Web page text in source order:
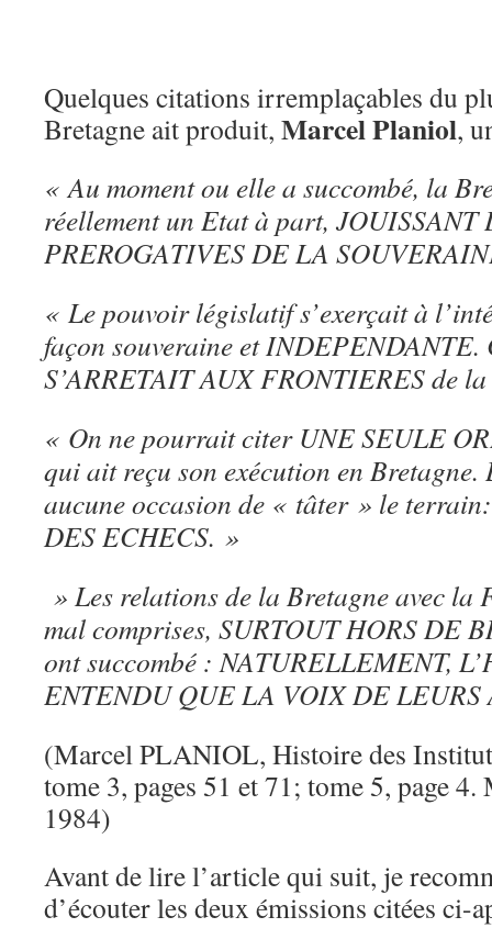
Quelques citations irremplaçables du
Bretagne ait produit, Marcel Planiol,
« Au moment ou elle a succombé, la
réellement un Etat à part, JOUISSANT
PREROGATIVES DE LA
« Le pouvoir législatif s’exerçait à
façon souveraine et
S’ARRETAIT AUX FRONTIERES de
« On ne pourrait citer UNE SEULE
qui ait reçu son exécution en
aucune occasion de « tâter » le
DES ECHECS. »
» Les relations de la Bretagne avec la
mal comprises, SURTOUT HORS DE
ont succombé : NATURELLEMENT,
ENTENDU QUE LA VOIX DE LEURS
(Marcel PLANIOL, Histoire des
tome 3, pages 51 et 71; tome 5, page 4.
1984)
Avant de lire l’article qui suit, je
d’écouter les deux émissions citées ci-